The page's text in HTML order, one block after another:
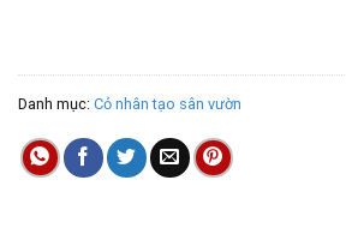
Danh mục: Cỏ nhân tạo sân vườn